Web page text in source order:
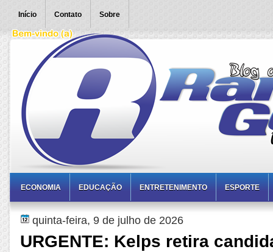
Início Contato Sobre
ECONOMIA EDUCAÇÃO ENTRETENIMENTO ESPORTE
quinta-feira, 9 de julho de 2026
URGENTE: Kelps retira